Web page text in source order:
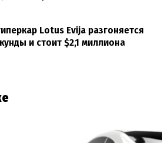
Lotus Evija разгоняется
и стоит $2,1 миллиона